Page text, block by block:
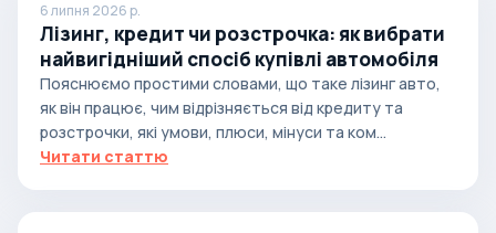
6 липня 2026 р.
Лізинг, кредит чи розстрочка: як вибрати
найвигідніший спосіб купівлі автомобіля
Пояснюємо простими словами, що таке лізинг авто,
як він працює, чим відрізняється від кредиту та
розстрочки, які умови, плюси, мінуси та ком...
Читати статтю